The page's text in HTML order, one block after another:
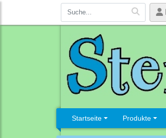
Startseite Produkte